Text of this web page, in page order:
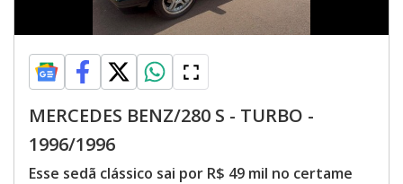
MERCEDES BENZ/280 S - TURBO -
1996/1996
Esse sedã clássico sai por R$ 49 mil no certame